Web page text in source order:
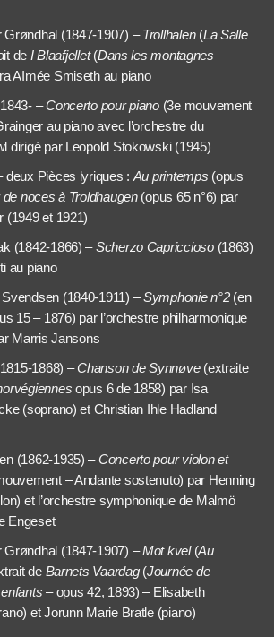
Grøndhal (1847-1907) –Trollhalen(La Salle
de I Blaafjellet(Dans les montagnes
AImée Smiseth au piano
–Concerto pour piano (3e mouvement
au piano avec l’orchestre du
dirigé par Leopold Stokowski (1945)
deux Pièces lyriques : Au printemps (opus
noces à Troldhaugen(opus 65 n°6) par
(1949 et 1921)
(1842-1866) –Scherzo Capriccioso(1863)
au piano
(1840-1911) –Symphonie n°2(en
15 – 1876) par l’orchestre philharmonique
Marris Jansons
1868) –Chanson de Synnøve(extraite
opus 6 de 1858) par Isa
(soprano) et Christian Ihle Hadland
(1862-1935) –Concerto pour violon et
– Andante sostenuto) par Henning
et l’orchestre symphonique de Malmö
Engeset
Grøndhal (1847-1907) –Mot kvel(Au
de Barnets Vaardag(Journée de
– opus 42, 1893) – Elisabeth
et Jorunn Marie Bratle (piano)